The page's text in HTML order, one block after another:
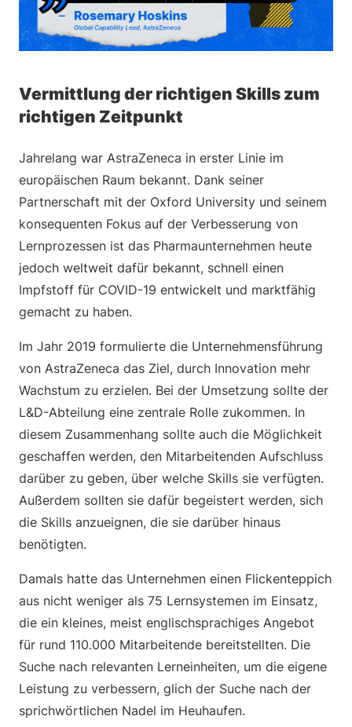
Vermittlung der richtigen Skills zum
richtigen Zeitpunkt
Jahrelang war AstraZeneca in erster Linie im
europäischen Raum bekannt. Dank seiner
Partnerschaft mit der Oxford University und seinem
konsequenten Fokus auf der Verbesserung von
Lernprozessen ist das Pharmaunternehmen heute
jedoch weltweit dafür bekannt, schnell einen
Impfstoff für COVID-19 entwickelt und marktfähig
gemacht zu haben.
Im Jahr 2019 formulierte die Unternehmensführung
von AstraZeneca das Ziel, durch Innovation mehr
Wachstum zu erzielen. Bei der Umsetzung sollte der
L&D-Abteilung eine zentrale Rolle zukommen. In
diesem Zusammenhang sollte auch die Möglichkeit
geschaffen werden, den Mitarbeitenden Aufschluss
darüber zu geben, über welche Skills sie verfügten.
Außerdem sollten sie dafür begeistert werden, sich
die Skills anzueignen, die sie darüber hinaus
benötigten.
Damals hatte das Unternehmen einen Flickenteppich
aus nicht weniger als 75 Lernsystemen im Einsatz,
die ein kleines, meist englischsprachiges Angebot
für rund 110.000 Mitarbeitende bereitstellten. Die
Suche nach relevanten Lerneinheiten, um die eigene
Leistung zu verbessern, glich der Suche nach der
sprichwörtlichen Nadel im Heuhaufen.